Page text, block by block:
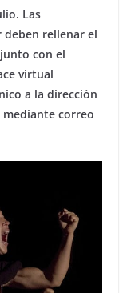
Las
rellenar el
con el
virtual
a la dirección
correo